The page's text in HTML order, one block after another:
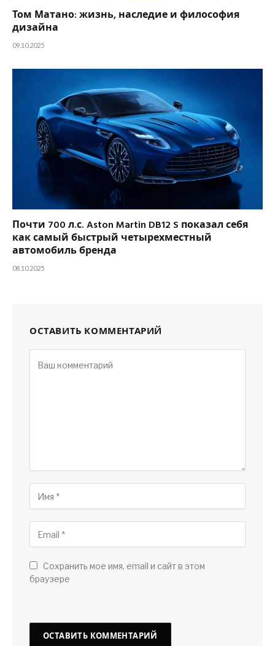
Том Матано: жизнь, наследие и философия
дизайна
09.10.2025
Почти 700 л.с. Aston Martin DB12 S показал себя
как самый быстрый четырехместный
автомобиль бренда
08.10.2025
ОСТАВИТЬ КОММЕНТАРИЙ
Сохранить мое имя, email и сайт в этом
браузере